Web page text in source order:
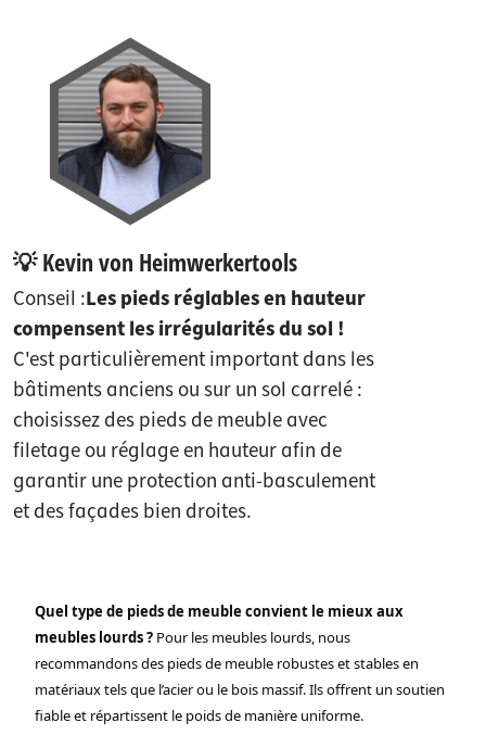
💡 Kevin von Heimwerkertools
Conseil :Les pieds réglables en hauteur
compensent les irrégularités du sol !
C'est particulièrement important dans les
bâtiments anciens ou sur un sol carrelé :
choisissez des pieds de meuble avec
filetage ou réglage en hauteur afin de
garantir une protection anti-basculement
et des façades bien droites.
Quel type de pieds de meuble convient le mieux aux
meubles lourds ? Pour les meubles lourds, nous
recommandons des pieds de meuble robustes et stables en
matériaux tels que l’acier ou le bois massif. Ils offrent un soutien
fiable et répartissent le poids de manière uniforme.